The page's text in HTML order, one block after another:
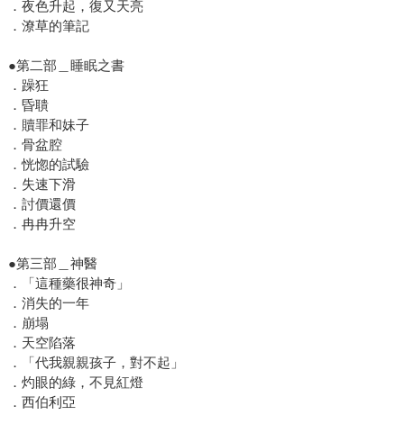
．夜色升起，復又天亮
．潦草的筆記
●第二部＿睡眠之書
．躁狂
．昏聵
．贖罪和妹子
．骨盆腔
．恍惚的試驗
．失速下滑
．討價還價
．冉冉升空
●第三部＿神醫
．「這種藥很神奇」
．消失的一年
．崩塌
．天空陷落
．「代我親親孩子，對不起」
．灼眼的綠，不見紅燈
．西伯利亞